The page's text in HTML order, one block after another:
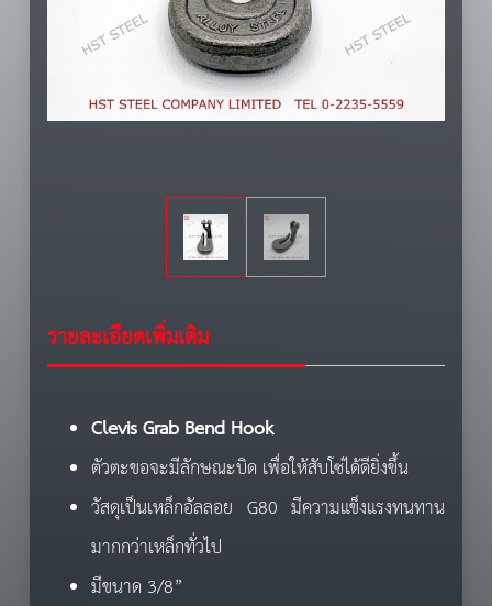
รายละเอียดเพิ่มเติม
Clevis Grab Bend Hook
ตัวตะขอจะมีลักษณะบิด เพื่อให้สับโซ่ได้ดียิ่งขึ้น
วัสดุเป็นเหล็กอัลลอย G80 มีความแข็งแรงทนทาน
มากกว่าเหล็กทั่วไป
มีขนาด 3/8”